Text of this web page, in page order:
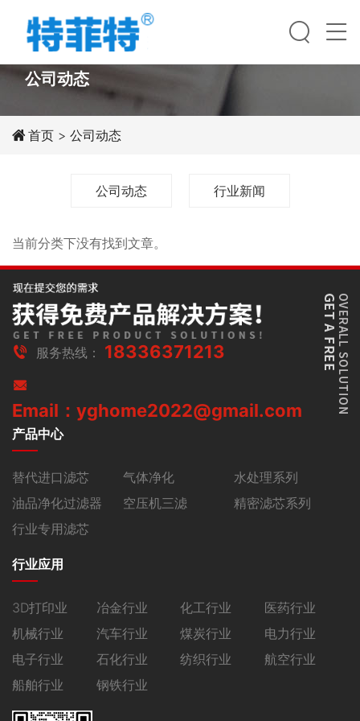
NEWS
公司动态
首页 > 公司动态
公司动态 行业新闻
当前分类下没有找到文章。
Select Language▼
服务热线： 18336371213
Email：yghome2022@gmail.com
产品中心
替代进口滤芯 气体净化
水处理系列
油品净化过滤器
空压机三滤
精密滤芯系列
行业专用滤芯
行业应用
3D打印业 冶金行业 化工行业
医药行业
机械行业
汽车行业 煤炭行业
电力行业
电子行业
石化行业 纺织行业
航空行业
船舶行业
钢铁行业